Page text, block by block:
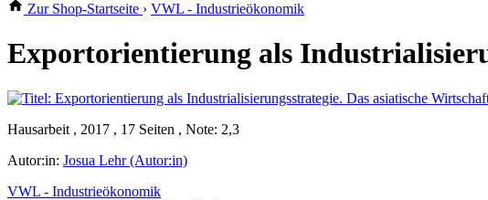
Zur Shop-Startseite › VWL - Industrieökonomik
Exportorientierung als
Hausarbeit , 2017 , 17 Seiten , Note: 2,3
Autor:in: Josua Lehr (Autor:in)
VWL - Industrieökonomik